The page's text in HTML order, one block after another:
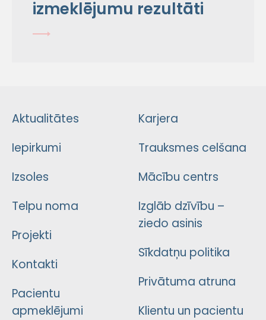
izmeklējumu rezultāti
Aktualitātes
Iepirkumi
Izsoles
Telpu noma
Projekti
Kontakti
Pacientu
apmeklējumi
Karjera
Trauksmes celšana
Mācību centrs
Izglāb dzīvību –
ziedo asinis
Sīkdatņu politika
Privātuma atruna
Klientu un pacientu